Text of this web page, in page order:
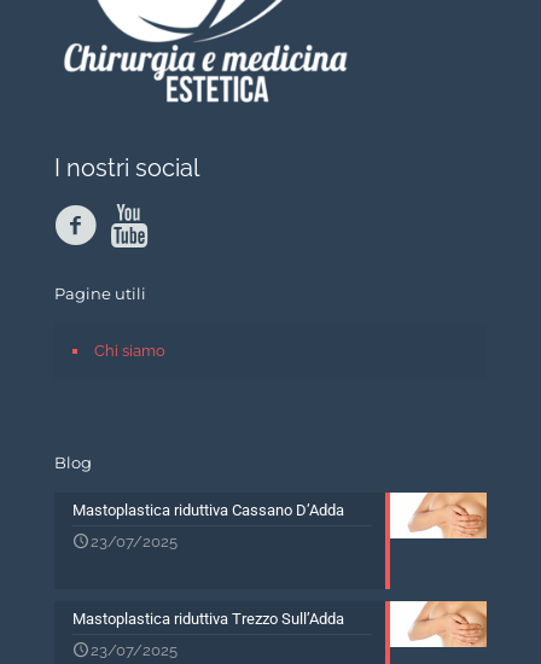
I nostri social
Pagine utili
Chi siamo
Blog
Mastoplastica riduttiva Cassano D’Adda
23/07/2025
Mastoplastica riduttiva Trezzo Sull’Adda
23/07/2025